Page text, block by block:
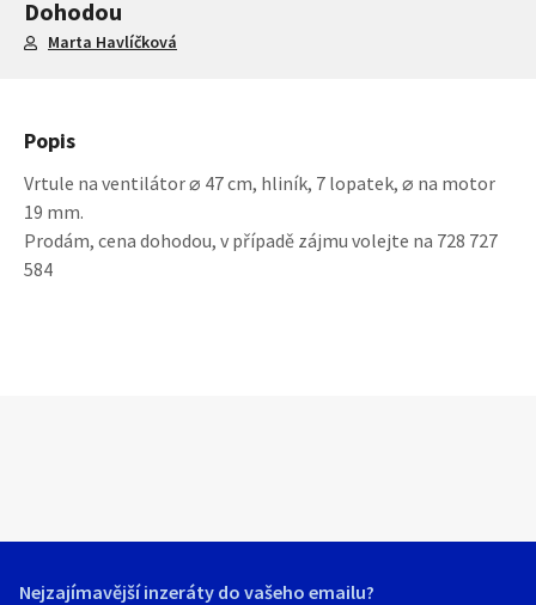
Dohodou
Marta Havlíčková
Popis
Vrtule na ventilátor ⌀ 47 cm, hliník, 7 lopatek, ⌀ na motor
19 mm.
Prodám, cena dohodou, v případě zájmu volejte na 728 727
584
Nejzajímavější inzeráty do vašeho emailu?